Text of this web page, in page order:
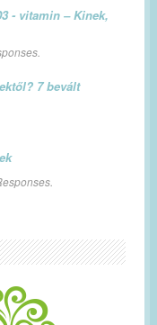
- vitamin – Kinek,
7 bevált